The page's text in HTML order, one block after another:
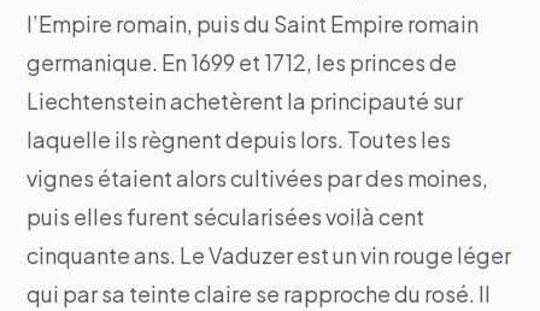
l’Empire romain, puis du Saint Empire romain
germanique. En 1699 et 1712, les princes de
Liechtenstein achetèrent la principauté sur
laquelle ils règnent depuis lors. Toutes les
vignes étaient alors cultivées par des moines,
puis elles furent sécularisées voilà cent
cinquante ans. Le Vaduzer est un vin rouge léger
qui par sa teinte claire se rapproche du rosé. Il